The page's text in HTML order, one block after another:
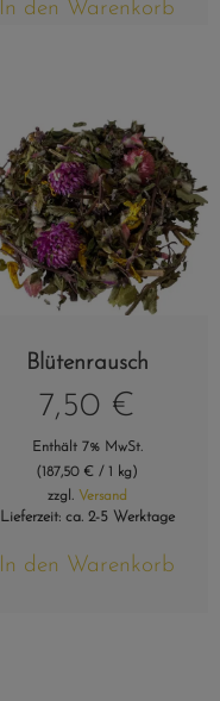
In den Warenkorb
Blütenrausch
7,50 €
Enthält 7% MwSt.
(187,50 € / 1 kg)
zzgl. Versand
Lieferzeit: ca. 2-5 Werktage
In den Warenkorb